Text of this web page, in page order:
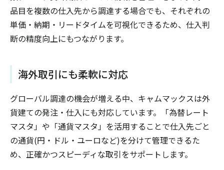
品目を複数の仕入先から調達する場合でも、それぞれの
単価・納期・リードタイムを可視化できるため、仕入判
断の精度向上にもつながります。
海外取引にも柔軟に対応
グローバル調達の機会が増える中、キャムマックスは外
貨建ての発注・仕入にも対応しています。「為替レート
マスタ」や「通貨マスタ」を活用することで仕入先ごと
の通貨(円・ドル・ユーロなど)を分けて管理できるた
め、正確かつスピーディな取引をサポートします。